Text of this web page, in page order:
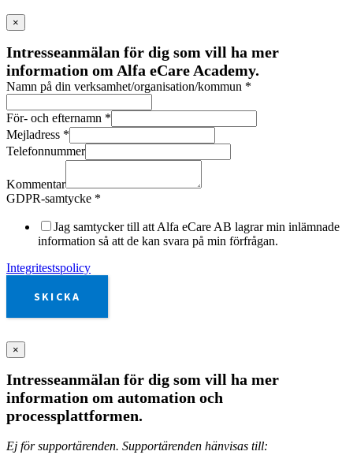
×
Intresseanmälan för dig som vill ha mer
information om Alfa eCare Academy.
Namn på din verksamhet/organisation/kommun *
För- och efternamn *
Mejladress *
Telefonnummer
Kommentar
GDPR-samtycke *
Jag samtycker till att Alfa eCare AB lagrar min inlämnade
information så att de kan svara på min förfrågan.
Integritestspolicy
SKICKA
×
Intresseanmälan för dig som vill ha mer
information om automation och
processplattformen.
Ej för supportärenden. Supportärenden hänvisas till: